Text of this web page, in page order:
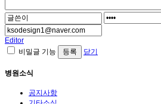
Editor
비밀글 기능
닫기
병원소식
공지사항